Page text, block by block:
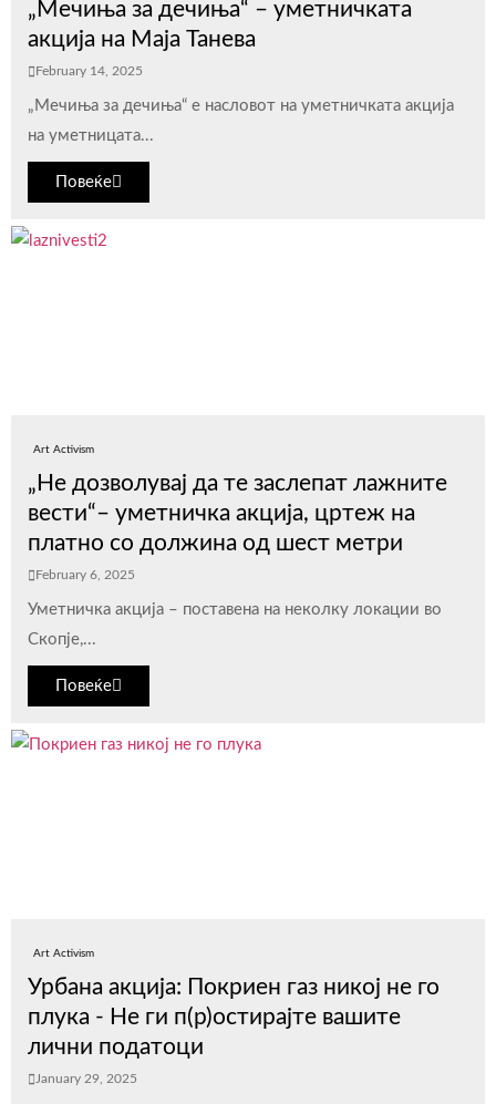
„Мечиња за дечиња“ – уметничката
акција на Маја Танева
February 14, 2025
„Мечиња за дечиња“ е насловот на уметничката акција
на уметницата...
Повеќе
Art Activism
„Не дозволувај да те заслепат лажните
вести“– уметничка акција, цртеж на
платно со должина од шест метри
February 6, 2025
Уметничка акција – поставена на неколку локации во
Скопје,...
Повеќе
Art Activism
Урбана акција: Покриен газ никој не го
плука - Не ги п(р)остирајте вашите
лични податоци
January 29, 2025